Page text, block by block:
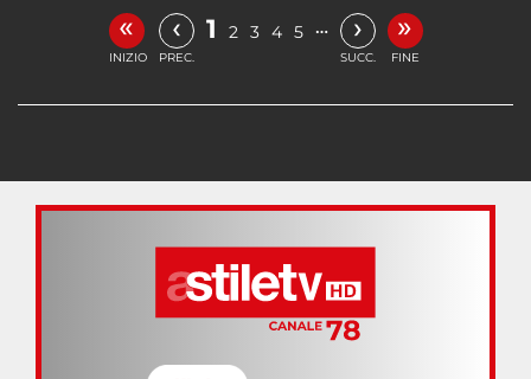
«
INIZIO
‹
PREC.
1 2 3 4 5 … ›
SUCC.
»
FINE